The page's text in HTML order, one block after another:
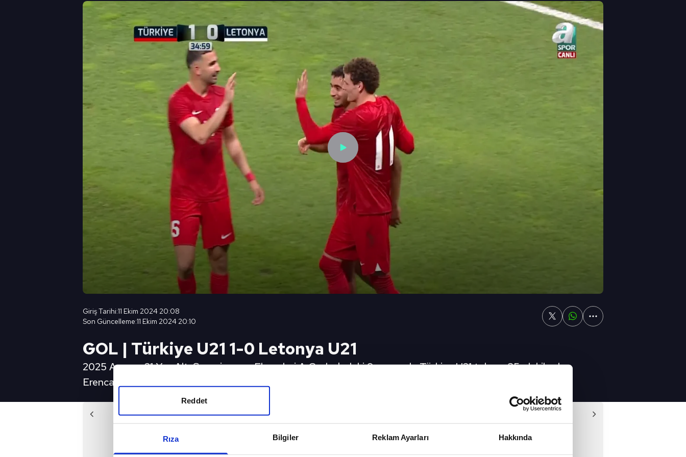
Rıza Bilgiler Reklam Ayarları Hakkında
Reddet
Giriş Tarihi:11 Ekim 2024 20:08
Son Güncelleme:11 Ekim 2024 20:10
GOL | Türkiye U21 1-0 Letonya U21
2025 Avrupa 21 Yaş Altı Şampiyonası Elemeleri A Grubu'ndaki 9. maçında Türkiye U21 takımı, 35. dakikada
Erencan Yardımcı'nın attığı golle Letonya U21 karşısında 1-0 öne geçti.
Önceki Video
Kerem maç sonu gözyaşlarını tutamadı!
GOL | San Marino 1 - 6 Türkiye